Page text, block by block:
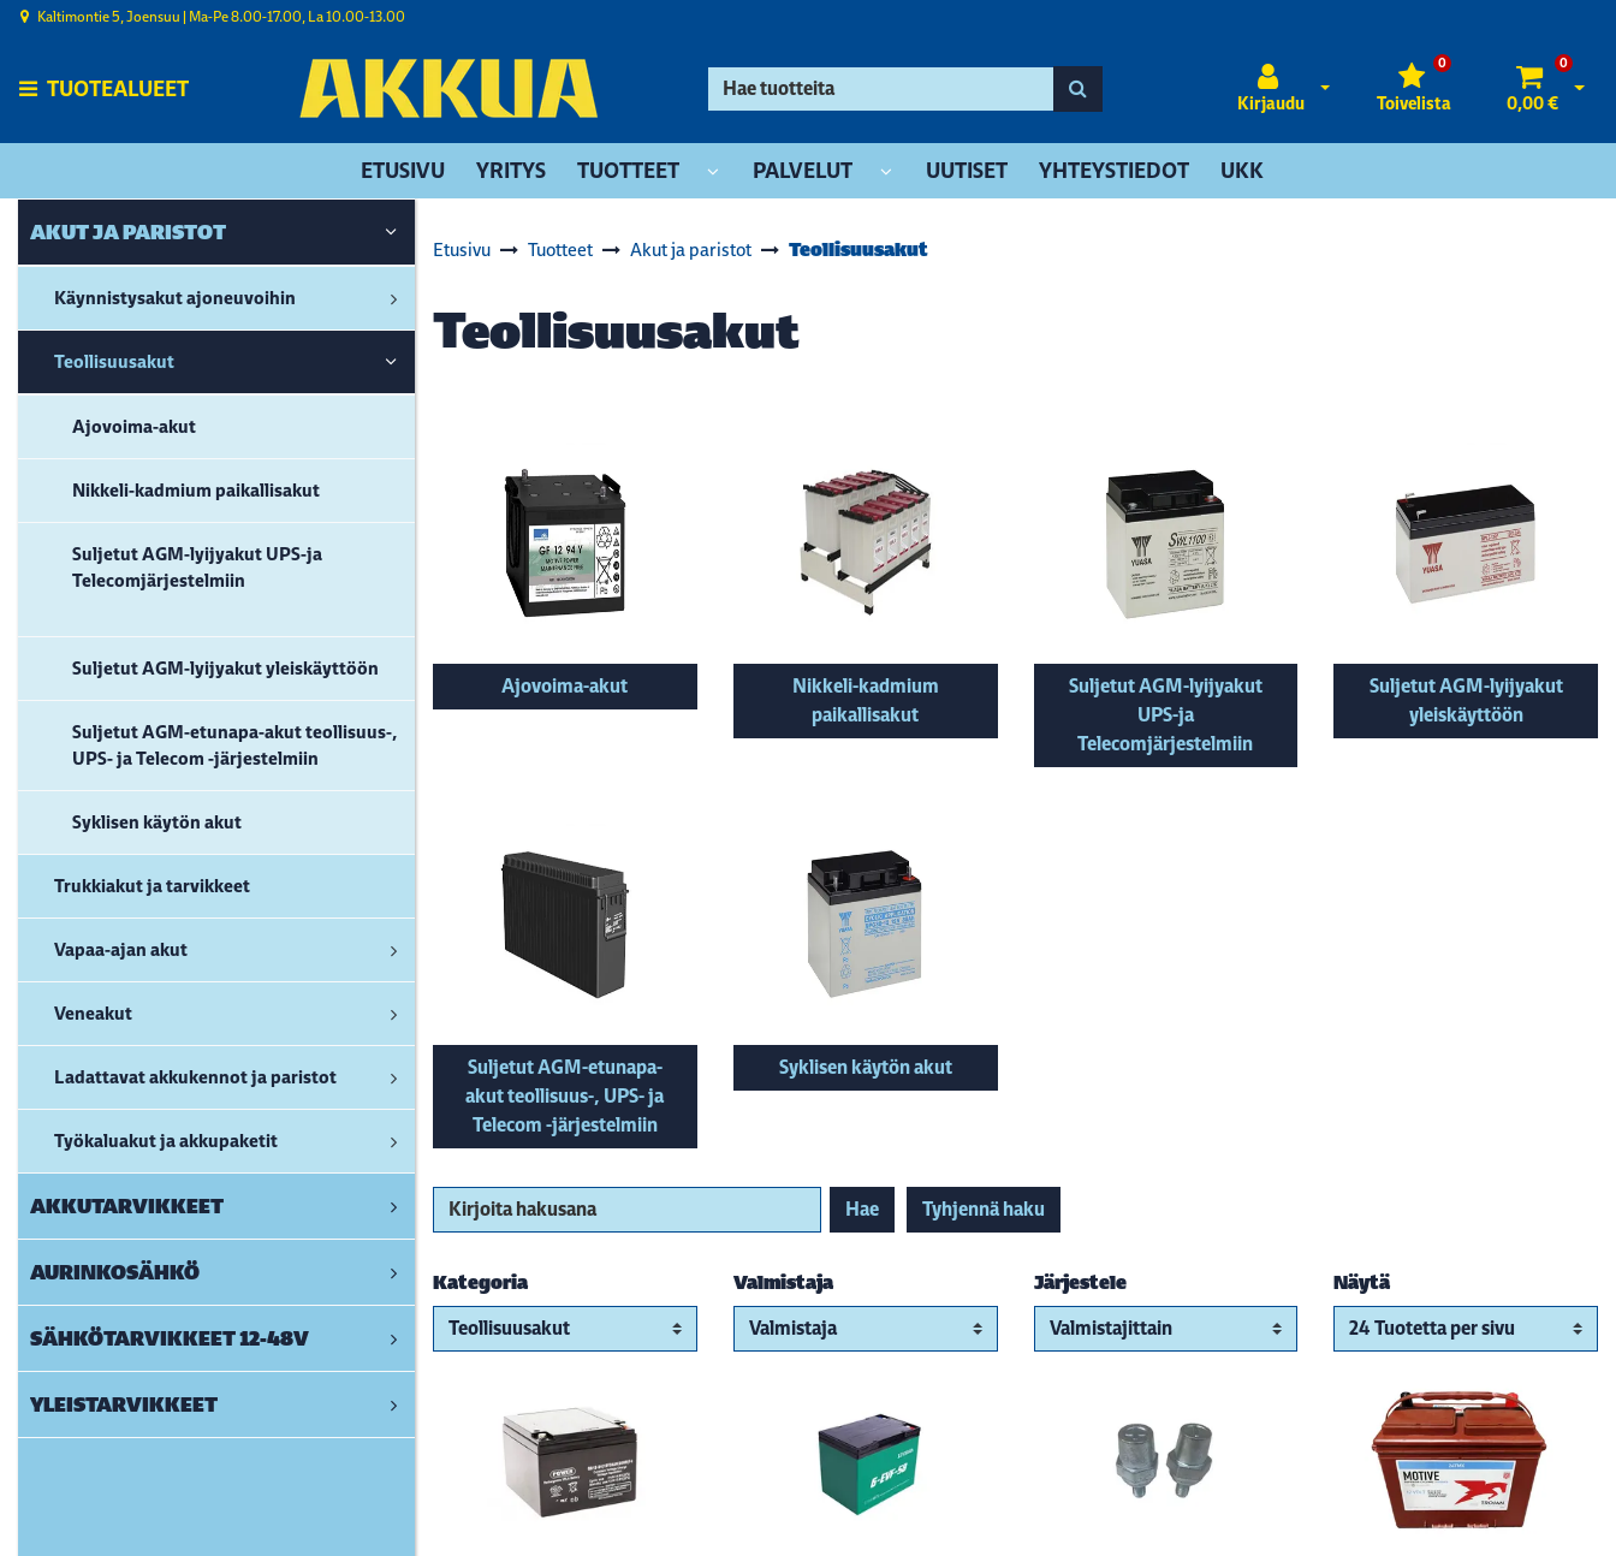
Siirry pääsisältöön
Kaltimontie 5, Joensuu | ​Ma-Pe 8.00-17.00, La 10.00-13.00
TUOTEALUEET
Kirjaudu
Avaa kirjautuminen
Toivelista
0 0
0,00 €
ETUSIVU YRITYS TUOTTEET PALVELUT UUTISET YHTEYSTIEDOT UKK
AKUT JA PARISTOT
Käynnistysakut ajoneuvoihin
Teollisuusakut
Ajovoima-akut
Nikkeli-kadmium paikallisakut
Suljetut AGM-lyijyakut UPS-ja
Telecomjärjestelmiin
Suljetut AGM-lyijyakut yleiskäyttöön
Suljetut AGM-etunapa-akut teollisuus-,
UPS- ja Telecom -järjestelmiin
Syklisen käytön akut
Trukkiakut ja tarvikkeet
Vapaa-ajan akut
Veneakut
Ladattavat akkukennot ja paristot
Työkaluakut ja akkupaketit
AKKUTARVIKKEET
AURINKOSÄHKÖ
SÄHKÖTARVIKKEET 12-48V
YLEISTARVIKKEET
Etusivu Tuotteet Akut ja paristot Teollisuusakut
Teollisuusakut
Ajovoima-akut
Nikkeli-kadmium
paikallisakut
Suljetut AGM-lyijyakut
UPS-ja
Telecomjärjestelmiin
Suljetut AGM-lyijyakut
yleiskäyttöön
Suljetut AGM-etunapa-
akut teollisuus-, UPS- ja
Telecom -järjestelmiin
Syklisen käytön akut
Kirjoita hakusana Hae Tyhjennä haku
Kategoria Valmistaja Järjestele Näytä